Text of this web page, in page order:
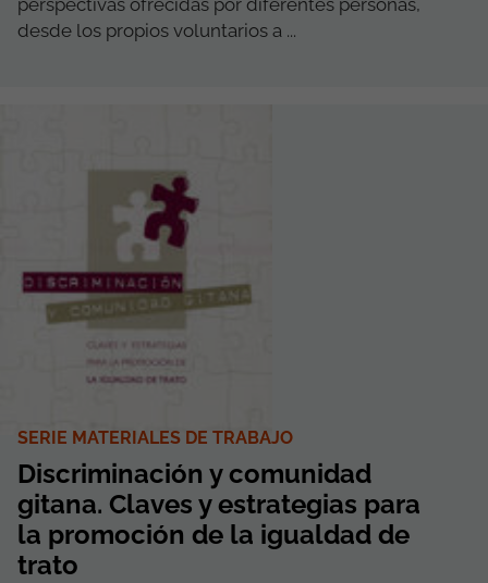
perspectivas ofrecidas por diferentes personas,
desde los propios voluntarios a ...
SERIE MATERIALES DE TRABAJO
Discriminación y comunidad
gitana. Claves y estrategias para
la promoción de la igualdad de
trato